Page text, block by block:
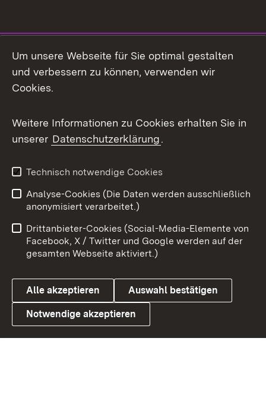
Facebook
X / Twitter
Youtube
Link zum Landesportal
Impressum
Kontakt
Barrierefreiheit
Datenschutz
Cookies
Um unsere Webseite für Sie optimal gestalten
und verbessern zu können, verwenden wir
Cookies.
Weitere Informationen zu Cookies erhalten Sie in
unserer Datenschutzerklärung.
Technisch notwendige Cookies
Analyse-Cookies (Die Daten werden ausschließlich
anonymisiert verarbeitet.)
Drittanbieter-Cookies (Social-Media-Elemente von
Facebook, X / Twitter und Google werden auf der
gesamten Webseite aktiviert.)
Alle akzeptieren Auswahl bestätigen
Notwendige akzeptieren